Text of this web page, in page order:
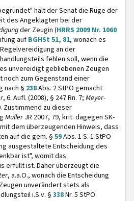
hält der Senat die Rüge der
des Angeklagten bei der
der Zeugin (HRRS 2009 Nr. 1060
auf BGHSt 51, 81, wonach es
an der
fehlen soll, wenn die
unvereidigt gebliebenen Zeugen
zum Gegenstand einer
nach § 238Abs. 2 StPO gemacht
, 6. Aufl. (2008), § 247 Rn. 7; Meyer-
Zustimmend zu dieser
MüllerJR 2007, 79, krit. dagegen SK-
mit dem überzeugenden Hinweis, dass
auf die gem. § 59Abs. 1 S. 1 StPO
ausgestaltete Entscheidung des
ist", womit das
erfüllt ist. Daher überzeugt die
, a.a.O., wonach die Entscheidung
unverändert stets als
i.S.v. § 338Nr. 5 StPO